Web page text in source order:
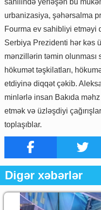
urbanizasiya, şəhərsalma
Fourma ev sahibliyi etməyi
Serbiya Prezidenti hər kəs
mənzillərin təmin
hökumət təşkilatları,
etdiyinə diqqət çəkib.
minlərlə insan Bakıda
etmək və üzləşdiyi
toplaşıblar.
Digər xəbərlər